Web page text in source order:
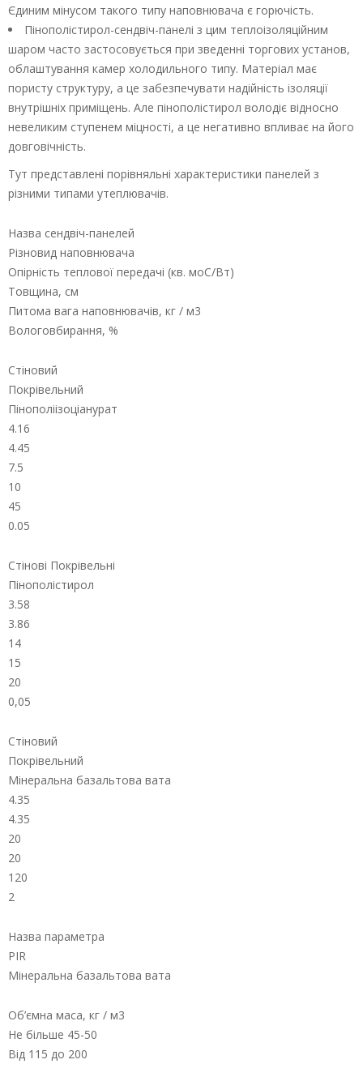
Єдиним мінусом такого типу наповнювача є горючість.
Пінополістирол-сендвіч-панелі з цим теплоізоляційним
шаром часто застосовується при зведенні торгових установ,
облаштування камер холодильного типу. Матеріал має
пористу структуру, а це забезпечувати надійність ізоляції
внутрішніх приміщень. Але пінополістирол володіє відносно
невеликим ступенем міцності, а це негативно впливає на його
довговічність.
Тут представлені порівняльні характеристики панелей з
різними типами утеплювачів.
Назва сендвіч-панелей
Різновид наповнювача
Опірність теплової передачі (кв. моС/Вт)
Товщина, см
Питома вага наповнювачів, кг / м3
Вологовбирання, %
Стіновий
Покрівельний
Пінополіізоціанурат
4.16
4.45
7.5
10
45
0.05
Стінові Покрівельні
Пінополістирол
3.58
3.86
14
15
20
0,05
Стіновий
Покрівельний
Мінеральна базальтова вата
4.35
4.35
20
20
120
2
Назва параметра
РIR
Мінеральна базальтова вата
Об’ємна маса, кг / м3
Не більше 45-50
Від 115 до 200